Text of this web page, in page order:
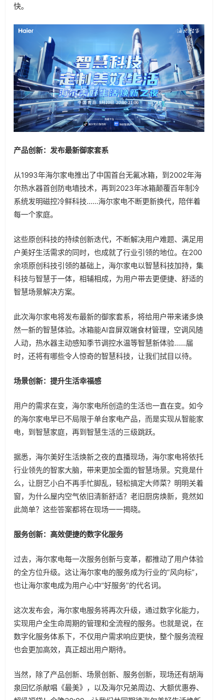
快。
产品创新：发布最新御家套系
从1993年海尔家电推出了中国首台无氟冰箱，到2002年海
尔热水器首创防电墙技术，再到2023年冰箱颠覆百年制冷
系统发明磁控冷鲜科技......海尔家电不断更新换代，陪伴着
每一个家庭。
这些原创科技的持续创新迭代，不断解决用户难题、满足用
户美好生活需求的同时，也成就了行业引领的地位。在200
余项原创科技引领的基础上，海尔家电以智慧科技加持，集
科技与智慧于一体，相辅相成，为用户带去更便捷、舒适的
智慧场景解决方案。
此次海尔家电将发布最新的御家套系，将给用户带来诸多焕
然一新的智慧体验。冰箱能AI音屏双端食材管理，空调风随
人动，热水器主动感知季节调控水温等智慧新体验......届
时，还将有哪些令人惊奇的智慧科技，让我们拭目以待。
场景创新：提升生活幸福感
用户的需求在变，海尔家电所创造的生活也一直在变。如今
的海尔家电早已不局限于单台家电产品，而是实现从智能家
电，到智慧家庭，再到智慧生活的三级跳跃。
据悉，海尔美好生活焕新之夜的直播现场，海尔家电将依托
行业领先的智家大脑，带来更加全面的智慧场景。究竟是什
么，让厨艺小白不再手忙脚乱，轻松搞定大师菜？明明关着
窗，为什么屋内空气依旧清新舒适？老旧厨房焕新，竟然如
此简单？这些答案都将在现场一一揭晓。
服务创新：高效便捷的数字化服务
过去，海尔家电每一次服务创新与变革，都推动了用户体验
的全方位升级。这让海尔家电的服务成为行业的“风向标”，
也让海尔家电成为用户心中“好服务”的代名词。
这次发布会，海尔家电服务将再次升级，通过数字化能力，
实现用户全生命周期的管理和全流程的服务。也就是说，在
数字化服务体系下，不仅用户需求响应更快，整个服务流程
也会更加高效，真正超出用户期待。
当然，除了产品创新、场景创新、服务创新，现场还有胡海
泉回忆杀献唱《最美》，以及海尔兄弟周边、大额优惠券、